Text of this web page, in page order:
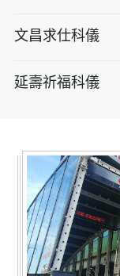
文昌求仕科儀
延壽祈福科儀